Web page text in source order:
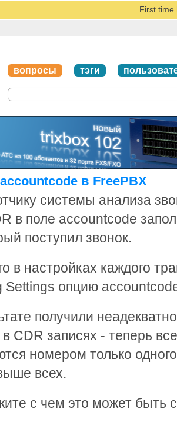
First time
вопросы тэги
в FreePBX
системы анализа
в поле accountcode
поступил звонок.
в настройках каждого
Settings опцию
получили
CDR записях - теперь
номером только
всех.
с чем это может быть